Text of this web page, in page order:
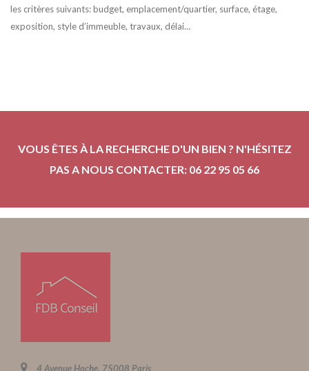
les critères suivants: budget, emplacement/quartier, surface, étage,
exposition, style d’immeuble, travaux, délai…
VOUS ÊTES À LA RECHERCHE D'UN BIEN ? N'HÉSITEZ
PAS A NOUS CONTACTER: 06 22 95 05 66
4 Avenue Hoche, 75008 Paris